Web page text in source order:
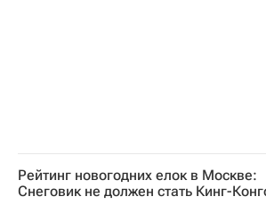
Псковская область
Южный ФО
Центральный ФО
Украина
Рейтинг новогодних елок в Москве:
Снеговик не должен стать Кинг-